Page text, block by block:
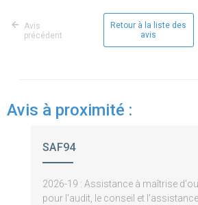
Avis
précédent
Retour à la liste des
avis
Avis à proximité :
SAF94
2026-19 : Assistance à maîtrise
pour l'audit, le conseil et